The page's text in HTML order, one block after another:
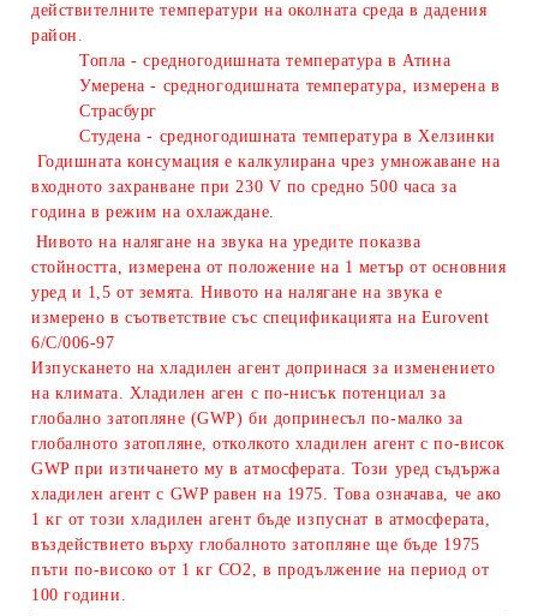
действителните температури на околната среда в дадения
район.
Топла - средногодишната температура в Атина
Умерена - средногодишната температура, измерена в
Страсбург
Студена - средногодишната температура в Хелзинки
Годишната консумация е калкулирана чрез умножаване на
входното захранване при 230 V по средно 500 часа за
година в режим на охлаждане.
Нивото на налягане на звука на уредите показва
стойността, измерена от положение на 1 метър от основния
уред и 1,5 от земята. Нивото на налягане на звука е
измерено в съответствие със спецификацията на Eurovent
6/C/006-97
Изпускането на хладилен агент допринася за изменението
на климата. Хладилен аген с по-нисък потенциал за
глобално затопляне (GWP) би допринесъл по-малко за
глобалното затопляне, отколкото хладилен агент с по-висок
GWP при изтичането му в атмосферата. Този уред съдържа
хладилен агент с GWP равeн на 1975. Това означава, че ако
1 кг от този хладилен агент бъде изпуснат в атмосферата,
въздействието върху глобалното затопляне ще бъде 1975
пъти по-високо от 1 кг CO2, в продължение на период от
100 години.